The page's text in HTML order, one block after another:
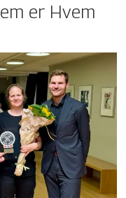
er Hvem